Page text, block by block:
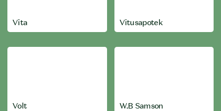
Vita Vitusapotek
Volt W.B Samson